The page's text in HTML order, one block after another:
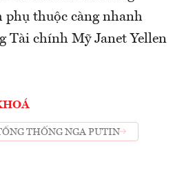
phụ thuộc càng nhanh
Tài chính Mỹ Janet Yellen
THỐNG NGA PUTIN